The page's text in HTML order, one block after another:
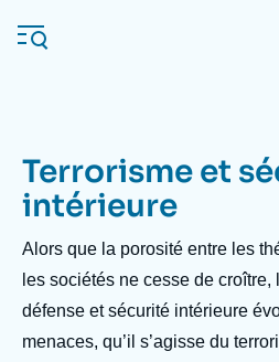
au
contenu
Navigation
principale
Analyses
À propos de l'Ifri
Terrorisme et
intérieure
Description
Alors que la porosité entre les
les sociétés ne cesse de croître,
défense et sécurité intérieure
menaces, qu’il s’agisse du